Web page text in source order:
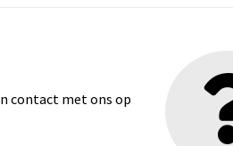
contact met ons op